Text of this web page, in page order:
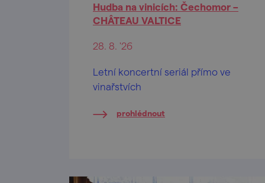
Hudba na vinicích: Čechomor –
CHÂTEAU VALTICE
28. 8. '26
Letní koncertní seriál přímo ve
vinařstvích
prohlédnout